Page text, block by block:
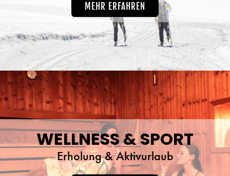
MEHR ERFAHREN
WELLNESS & SPORT
Erholung & Aktivurlaub